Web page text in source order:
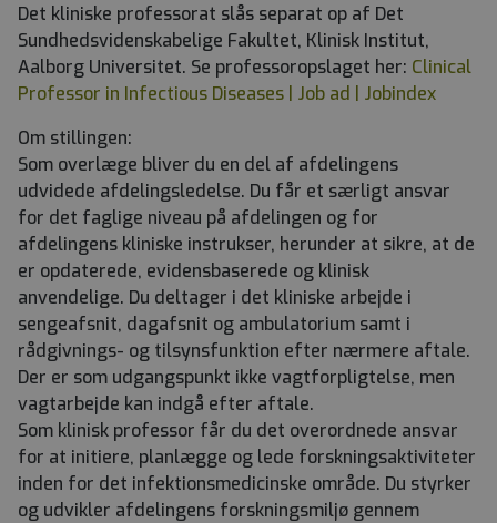
Det kliniske professorat slås separat op af Det
Sundhedsvidenskabelige Fakultet, Klinisk Institut,
Aalborg Universitet. Se professoropslaget her: Clinical
Professor in Infectious Diseases | Job ad | Jobindex
Om stillingen:
Som overlæge bliver du en del af afdelingens
udvidede afdelingsledelse. Du får et særligt ansvar
for det faglige niveau på afdelingen og for
afdelingens kliniske instrukser, herunder at sikre, at de
er opdaterede, evidensbaserede og klinisk
anvendelige. Du deltager i det kliniske arbejde i
sengeafsnit, dagafsnit og ambulatorium samt i
rådgivnings- og tilsynsfunktion efter nærmere aftale.
Der er som udgangspunkt ikke vagtforpligtelse, men
vagtarbejde kan indgå efter aftale.
Som klinisk professor får du det overordnede ansvar
for at initiere, planlægge og lede forskningsaktiviteter
inden for det infektionsmedicinske område. Du styrker
og udvikler afdelingens forskningsmiljø gennem